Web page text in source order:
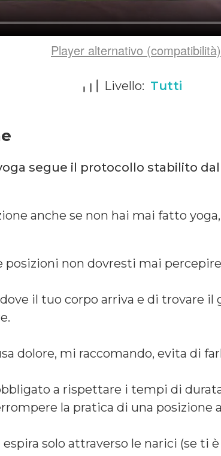
Player alternativo (compatibilità)
Livello: Tutti
segue il protocollo stabilito
anche se non hai mai fatto
posizioni non dovresti mai
il tuo corpo arriva e di trovare
dolore, mi raccomando, evita di
a rispettare i tempi di
la pratica di una posizione
solo attraverso le narici (se ti